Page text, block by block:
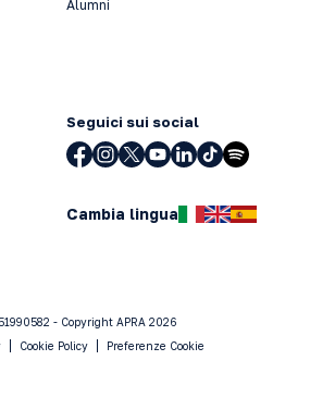
Alumni
Seguici sui social
Cambia lingua
- Copyright APRA 2026
Cookie Policy Preferenze Cookie